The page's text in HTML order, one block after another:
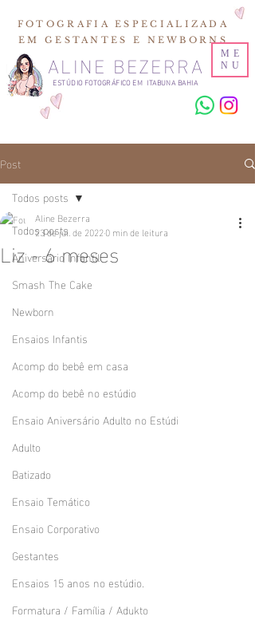
ESTÚDIO FOTOGRÁFICO EM ITABUNA BAHIA
ALINE BEZERRA
FOTOGRAFIA ESPECIALIZADA
EM GESTANTES E NEWBORNS
ME
NU
Post
Todos posts
Aniversário Infantil
Smash The Cake
Newborn
Ensaios Infantis
Acomp do bebê em casa
Acomp do bebê no estúdio
Ensaio Aniversário Adulto no Estúdi
Adulto
Batizado
Ensaio Temático
Ensaio Corporativo
Gestantes
Ensaios 15 anos no estúdio.
Formatura / Família / Adukto
Todos posts
Liz - 6 meses
Aline Bezerra
23 de jul. de 20220 min de leitura